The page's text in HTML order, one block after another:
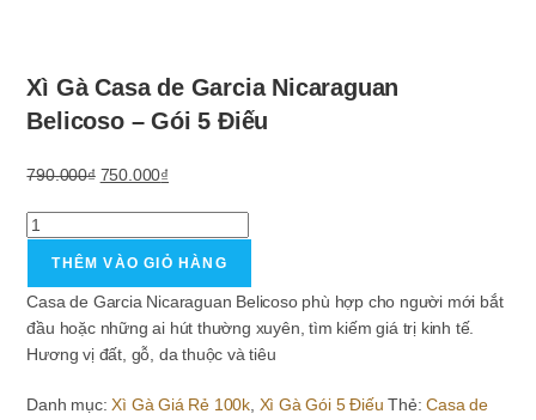
Xì Gà Casa de Garcia Nicaraguan
Belicoso – Gói 5 Điếu
790.000₫ Giá
790.000₫.
750.000₫
là:
Xì
de
Garcia
Nicaraguan
Gói
THÊM VÀO GIỎ HÀNG
Casa de Garcia Nicaraguan Belicoso phù hợp cho người mới bắt
đầu hoặc những ai hút thường xuyên, tìm kiếm giá trị kinh tế.
Hương vị đất, gỗ, da thuộc và tiêu
Danh mục:Xì Gà Giá Rẻ 100k Xì Gà Gói 5 Điếu Thẻ:Casa de